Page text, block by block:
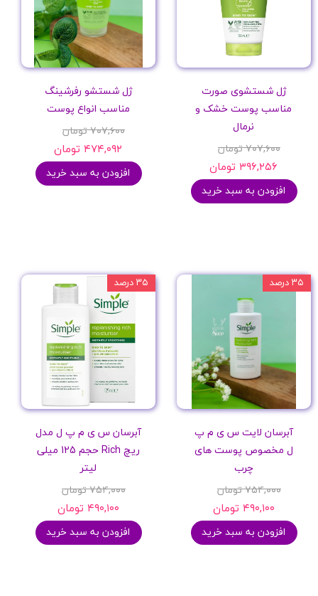
کشور مبدا برند
مدل محصول
نوع بسته‌بندی
مدت زمان محافظت
نوع محصول
کشور سازنده
ویژگی خاص
نام محصول
مدل
ژل شستشوی صورت
مناسب پوست خشک و
نرمال
۷۰۷,۶۰۰ تومان
۳۹۶,۲۵۶ تومان
افزودن به سبد خرید
ژل شستشو رفرشینگ
مناسب انواع پوست
۷۰۷,۶۰۰ تومان
۴۷۴,۰۹۲ تومان
افزودن به سبد خرید
آبرسان لایت س ی م پ
ل مخصوص پوست های
چرب
۷۵۴,۰۰۰ تومان
۴۹۰,۱۰۰ تومان
افزودن به سبد خرید
۳۵ درصد
آبرسان س ی م پ ل مدل
ریچ Rich حجم 125 میلی
لیتر
۷۵۴,۰۰۰ تومان
۴۹۰,۱۰۰ تومان
افزودن به سبد خرید
۳۵ درصد